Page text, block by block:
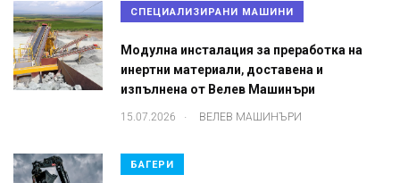
СПЕЦИАЛИЗИРАНИ МАШИНИ
Модулна инсталация за преработка на
инертни материали, доставена и
изпълнена от Велев Машинъри
15.07.2026 . ВЕЛЕВ МАШИНЪРИ
БАГЕРИ